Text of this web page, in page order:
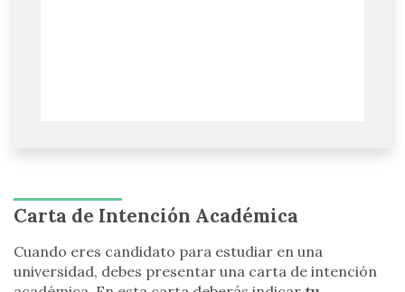
Carta de Intención Académica
Cuando eres candidato para estudiar en una
universidad, debes presentar una carta de intención